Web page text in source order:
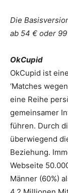
Die
ab 54 € oder
OkCupid
OkCupid ist
‘Matches
eine Reihe
gemeinsamer
führen. Durch
überwiegend
Beziehung.
Webseite
Männer (60%)